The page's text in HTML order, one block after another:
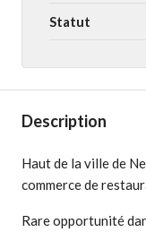
Statut
Description
Haut de la ville de
commerce de
Rare opportunité